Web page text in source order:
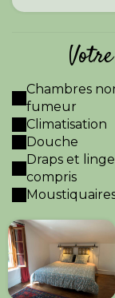
Chambres
fumeur
Climatisation
Douche
Draps et
compris